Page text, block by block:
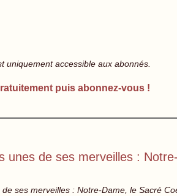
uniquement accessible aux abonnés.
puis abonnez-vous !
unes de ses merveilles :
ses merveilles : Notre-Dame, le Sacré